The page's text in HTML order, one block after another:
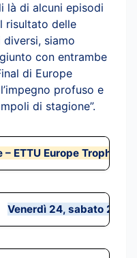
là di alcuni episodi
risultato delle
siamo
con entrambe
di Europe
profuso e
di stagione”.
ETTU Europe Trophy
Venerdì 24, sabato 25